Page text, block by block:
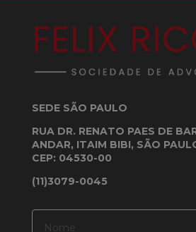
SEDE SÃO PAULO
RUA DR. RENATO PAES DE
ANDAR, ITAIM BIBI, SÃO
CEP: 04530-00
(11)3079-0045